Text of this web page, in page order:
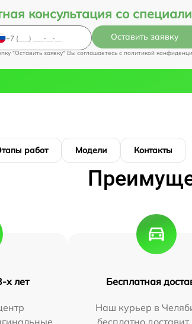
консультация со
Оставить заявку
"Оставить заявку" Вы соглашаетесь c политикой
работ Модели Контакты
х лет Бесплатная
Наш курьер в